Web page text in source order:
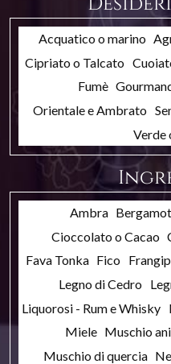
Acquatico o marino
Cipriato o Talcato
Fumè
Orientale e Ambrato
Verde
Ambra
Cioccolato o Cacao
Fava Tonka Fico
Legno di Cedro
Liquorosi - Rum e Whisky
Miele Muschio
Muschio di quercia